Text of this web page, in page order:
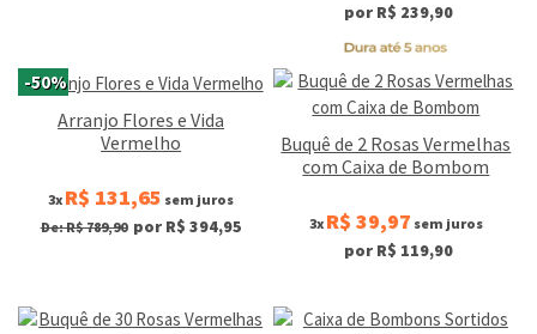
por R$ 239,90
-50%
Arranjo Flores e Vida
Vermelho
3x R$ 131,65 sem juros
De: R$ 789,90 por R$ 394,95
Buquê de 2 Rosas Vermelhas
com Caixa de Bombom
3x R$ 39,97 sem juros
por R$ 119,90